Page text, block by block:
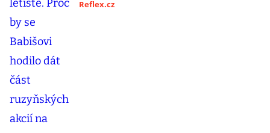
Reflex.cz